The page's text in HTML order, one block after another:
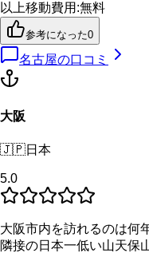
以上移動費用 :無料
参考になった0
名古屋の口コミ
大阪
🇯🇵日本
5.0
大阪市内を訪れるのは何
隣接の日本一低い山天保